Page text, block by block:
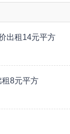
出租14元平方
8元平方